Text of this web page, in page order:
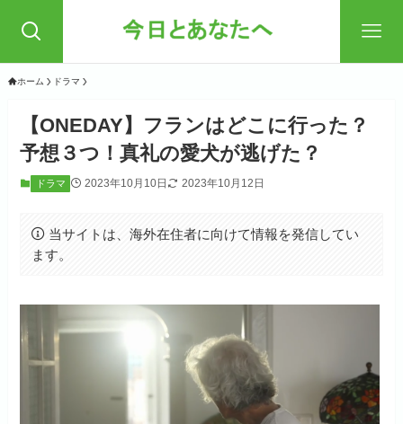
ホーム ドラマ
【ONEDAY】フランはどこに行った？
予想３つ！真礼の愛犬が逃げた？
ドラマ 2023年10月10日 2023年10月12日
当サイトは、海外在住者に向けて情報を発信してい
ます。